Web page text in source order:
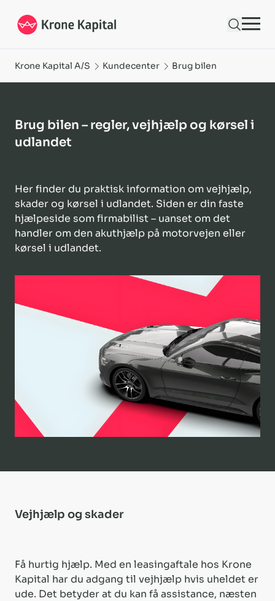
Krone Kapital A/S Kundecenter Brug bilen
Brug bilen – regler, vejhjælp og kørsel i
udlandet
Her finder du praktisk information om vejhjælp,
skader og kørsel i udlandet. Siden er din faste
hjælpeside som firmabilist – uanset om det
handler om den akuthjælp på motorvejen eller
kørsel i udlandet.
Vejhjælp og skader
Få hurtig hjælp. Med en leasingaftale hos Krone
Kapital har du adgang til vejhjælp hvis uheldet er
ude. Det betyder at du kan få assistance, næsten